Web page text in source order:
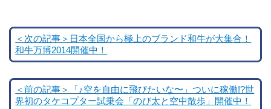
＜次の記事＞日本全国から極上のブランド和牛が大集合！
和牛万博2014開催中！
＜前の記事＞「♪空を自由に飛びたいな〜」ついに稼働!?世
界初のタケコプター試乗会「のび太と空中散歩」開催中！